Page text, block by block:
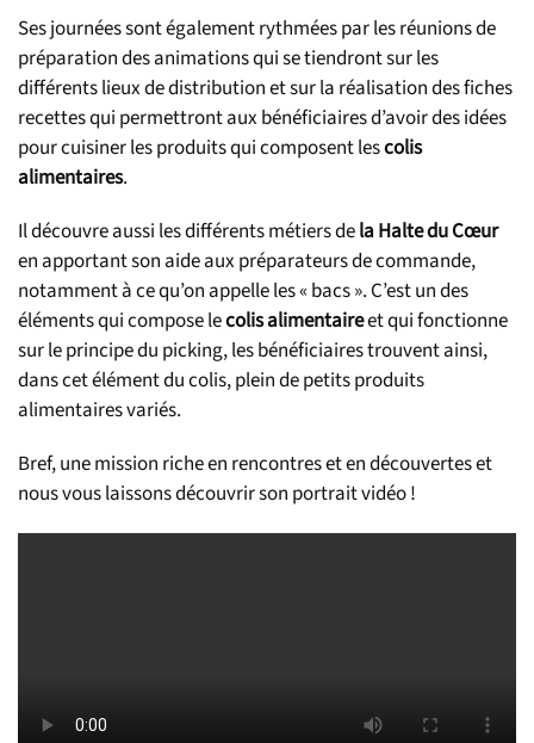
Ses journées sont également rythmées par les réunions de
préparation des animations qui se tiendront sur les
différents lieux de distribution et sur la réalisation des fiches
recettes qui permettront aux bénéficiaires d’avoir des idées
pour cuisiner les produits qui composent lescolis
alimentaires.
Il découvre aussi les différents métiers dela Halte du Cœur
en apportant son aide aux préparateurs de commande,
notamment à ce qu’on appelle les « bacs ». C’est un des
éléments qui compose lecolis alimentaireet qui fonctionne
sur le principe du picking, les bénéficiaires trouvent ainsi,
dans cet élément du colis, plein de petits produits
alimentaires variés.
Bref, une mission riche en rencontres et en découvertes et
nous vous laissons découvrir son portrait vidéo !